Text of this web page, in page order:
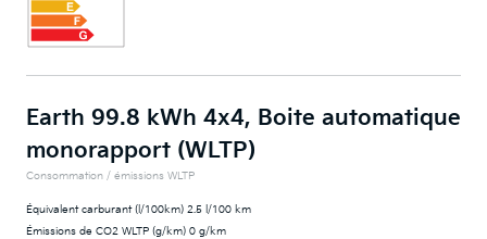
Earth 99.8 kWh 4x4, Boite automatique
monorapport (WLTP)
Consommation / émissions WLTP
Équivalent carburant (l/100km) 2.5 l/100 km
Émissions de CO2 WLTP (g/km) 0 g/km